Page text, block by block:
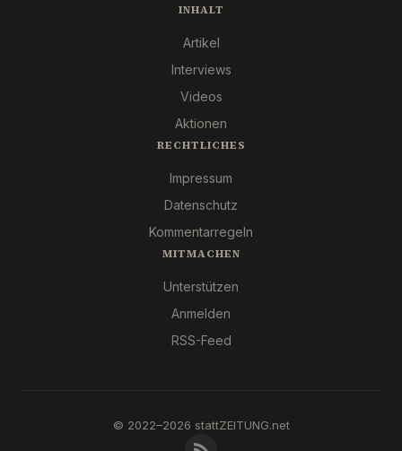
INHALT
Artikel
Interviews
Videos
Aktionen
RECHTLICHES
Impressum
Datenschutz
Kommentarregeln
MITMACHEN
Unterstützen
Anmelden
RSS-Feed
© 2022–2026 stattZEITUNG.net